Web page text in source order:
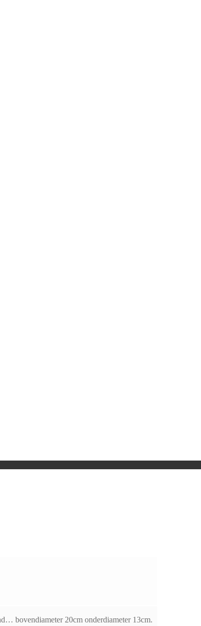
bovendiameter 20cm onderdiameter 13cm.